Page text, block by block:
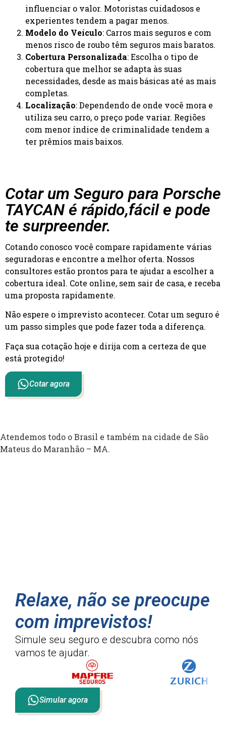
influenciar o valor. Motoristas cuidadosos e
experientes tendem a pagar menos.
Modelo do Veículo: Carros mais seguros e com
menos risco de roubo têm seguros mais baratos.
Cobertura Personalizada: Escolha o tipo de
cobertura que melhor se adapta às suas
necessidades, desde as mais básicas até as mais
completas.
Localização: Dependendo de onde você mora e
utiliza seu carro, o preço pode variar. Regiões
com menor índice de criminalidade tendem a
ter prêmios mais baixos.
Cotar um Seguro para Porsche
TAYCAN é rápido,fácil e pode
te surpreender.
Cotando conosco você compare rapidamente várias
seguradoras e encontre a melhor oferta. Nossos
consultores estão prontos para te ajudar a escolher a
cobertura ideal. Cote online, sem sair de casa, e receba
uma proposta rapidamente.
Não espere o imprevisto acontecer. Cotar um seguro é
um passo simples que pode fazer toda a diferença.
Faça sua cotação hoje e dirija com a certeza de que
está protegido!
Cotar agora
Atendemos todo o Brasil e também na cidade de São
Mateus do Maranhão – MA.
Relaxe, não se preocupe
com imprevistos!
Simule seu seguro e descubra como nós
vamos te ajudar.
Simular agora